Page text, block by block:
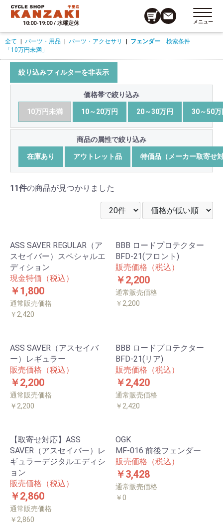
10:00-19:00 / 水曜定休 メニュー
全て パーツ・用品 パーツ・アクセサリ フェンダー 検索条件
「10万円未満」
絞り込みフィルターを非表示
価格帯で絞り込み
10万円未満 10～20万円 20～30万円 30～50万
商品の属性で絞り込み
在庫あり アウトレット品 特価品（メーカー取寄せ
11件の商品が見つかりました
ASS SAVER REGULAR（ア
スセイバー）スペシャルエ
ディション
現金特価（税込）
￥1,800
通常販売価格
￥2,420
BBB ロードプロテクター
BFD-21(フロント)
販売価格（税込）
￥2,200
通常販売価格
￥2,200
ASS SAVER（アスセイバ
ー）レギュラー
販売価格（税込）
￥2,200
通常販売価格
￥2,200
BBB ロードプロテクター
BFD-21(リア)
販売価格（税込）
￥2,420
通常販売価格
￥2,420
【取寄せ対応】ASS
SAVER（アスセイバー）レ
ギュラーデジタルエディシ
ョン
販売価格（税込）
￥2,860
通常販売価格
￥2,860
OGK
MF-016 前後フェンダー
販売価格（税込）
￥3,428
通常販売価格
￥0